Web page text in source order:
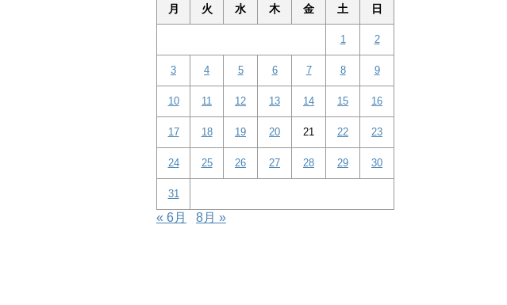
月 火 水 木 金 土 日
1 2
3 4 5 6 7 8 9
10 11 12 13 14 15 16
17 18 19 20 21 22 23
24 25 26 27 28 29 30
31
« 6月 8月 »